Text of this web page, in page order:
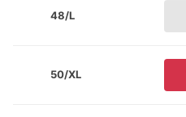
48/L
50/XL